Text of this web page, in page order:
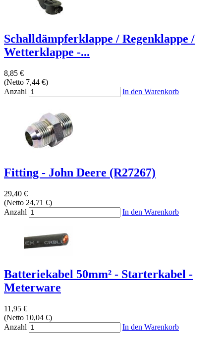
Schalldämpferklappe / Regenklappe /
Wetterklappe -...
8,85 €
(Netto 7,44 €)
Anzahl
In den Warenkorb
Fitting - John Deere (R27267)
29,40 €
(Netto 24,71 €)
Anzahl
In den Warenkorb
Batteriekabel 50mm² - Starterkabel -
Meterware
11,95 €
(Netto 10,04 €)
Anzahl
In den Warenkorb